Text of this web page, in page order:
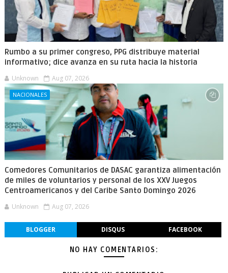
Rumbo a su primer congreso, PPG distribuye material
informativo; dice avanza en su ruta hacia la historia
Unknown Aug 07, 2026
NACIONALES
Comedores Comunitarios de DASAC garantiza alimentación
de miles de voluntarios y personal de los XXV Juegos
Centroamericanos y del Caribe Santo Domingo 2026
Unknown Aug 07, 2026
BLOGGER DISQUS FACEBOOK
NO HAY COMENTARIOS: